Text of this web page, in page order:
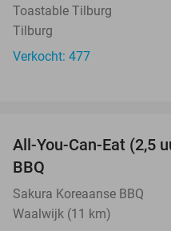
Toastable Tilburg
Tilburg
Verkocht: 477
All-You-Can-Eat (2,5
BBQ
Sakura Koreaanse BBQ
Waalwijk (11 km)